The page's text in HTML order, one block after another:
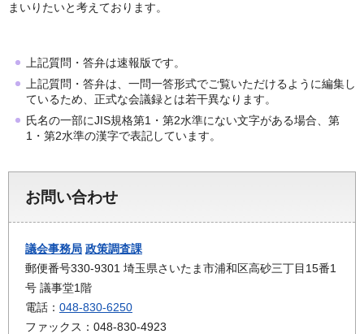
まいりたいと考えております。
上記質問・答弁は速報版です。
上記質問・答弁は、一問一答形式でご覧いただけるように編集し
ているため、正式な会議録とは若干異なります。
氏名の一部にJIS規格第1・第2水準にない文字がある場合、第
1・第2水準の漢字で表記しています。
お問い合わせ
議会事務局 政策調査課
郵便番号330-9301 埼玉県さいたま市浦和区高砂三丁目15番1
号 議事堂1階
電話： 048-830-6250
ファックス：048-830-4923